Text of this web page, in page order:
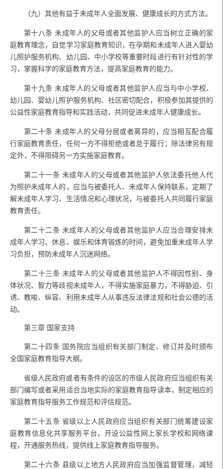
（九）其他有益于未成年人全面发展、健康成长的方式方法。
第十八条 未成年人的父母或者其他监护人应当树立正确的家
庭教育理念，自觉学习家庭教育知识，在孕期和未成年人进入婴幼
儿照护服务机构、幼儿园、中小学校等重要时段进行有针对性的学
习，掌握科学的家庭教育方法，提高家庭教育的能力。
第十九条 未成年人的父母或者其他监护人应当与中小学校、
幼儿园、婴幼儿照护服务机构、社区密切配合，积极参加其提供的
公益性家庭教育指导和实践活动，共同促进未成年人健康成长。
第二十条 未成年人的父母分居或者离异的，应当相互配合履
行家庭教育责任，任何一方不得拒绝或者怠于履行；除法律另有规
定外，不得阻碍另一方实施家庭教育。
第二十一条 未成年人的父母或者其他监护人依法委托他人代
为照护未成年人的，应当与被委托人、未成年人保持联系，定期了
解未成年人学习、生活情况和心理状况，与被委托人共同履行家庭
教育责任。
第二十二条 未成年人的父母或者其他监护人应当合理安排未
成年人学习、休息、娱乐和体育锻炼的时间，避免加重未成年人学
习负担，预防未成年人沉迷网络。
第二十三条 未成年人的父母或者其他监护人不得因性别、身
体状况、智力等歧视未成年人，不得实施家庭暴力，不得胁迫、引
诱、教唆、纵容、利用未成年人从事违反法律法规和社会公德的活
动。
第三章 国家支持
第二十四条 国务院应当组织有关部门制定、修订并及时颁布
全国家庭教育指导大纲。
省级人民政府或者有条件的设区的市级人民政府应当组织有关
部门编写或者采用适合当地实际的家庭教育指导读本，制定相应的
家庭教育指导服务工作规范和评估规范。
第二十五条 省级以上人民政府应当组织有关部门统筹建设家
庭教育信息化共享服务平台，开设公益性网上家长学校和网络课
程，开通服务热线，提供线上家庭教育指导服务。
第二十六条 县级以上地方人民政府应当加强监督管理，减轻